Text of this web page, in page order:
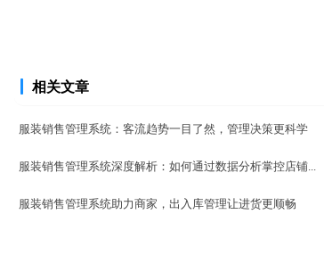
相关文章
服装销售管理系统：客流趋势一目了然，管理决策更科学
服装销售管理系统深度解析：如何通过数据分析掌控店铺...
服装销售管理系统助力商家，出入库管理让进货更顺畅